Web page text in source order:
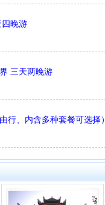
晚游
三天两晚游
行、内含多种套餐可选择）